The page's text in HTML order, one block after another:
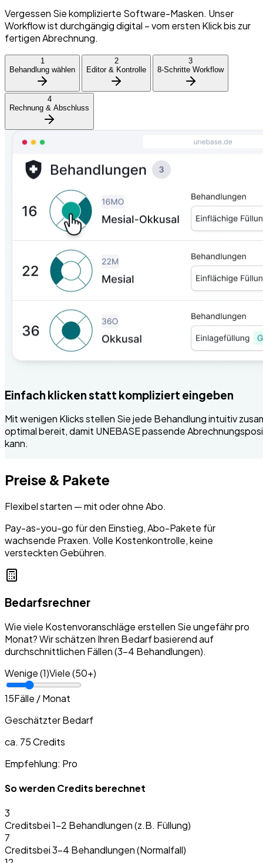
Vergessen Sie komplizierte Software-Masken. Unser
Workflow ist durchgängig digital – vom ersten Klick bis zur
fertigen Abrechnung.
1
Behandlung wählen
2
Editor & Kontrolle
3
8-Schritte Workflow
4
Rechnung & Abschluss
Einfach klicken statt kompliziert eingeben
Mit wenigen Klicks stellen Sie jede Behandlung intuitiv
optimal bereit, damit UNEBASE passende
kann.
Preise & Pakete
Flexibel starten — mit oder ohne Abo.
Pay-as-you-go für den Einstieg, Abo-Pakete für
wachsende Praxen. Volle Kostenkontrolle, keine
versteckten Gebühren.
Bedarfsrechner
Wie viele Kostenvoranschläge erstellen Sie ungefähr pro
Monat? Wir schätzen Ihren Bedarf basierend auf
durchschnittlichen Fällen (3-4 Behandlungen).
Wenige (1)Viele (50+)
15Fälle / Monat
Geschätzter Bedarf
ca. 75Credits
Empfehlung: Pro
So werden Credits berechnet
3
Creditsbei 1–2 Behandlungen (z.B. Füllung)
7
Creditsbei 3–4 Behandlungen (Normalfall)